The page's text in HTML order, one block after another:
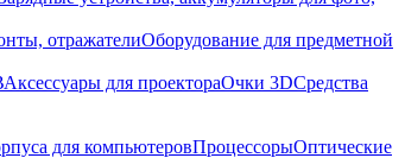
отражателиОборудование для предметной
Аксессуары для проектораОчки 3DСредства
для компьютеровПроцессорыОптические